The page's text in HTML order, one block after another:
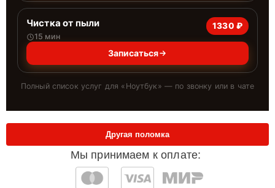
Чистка от пыли
15 мин
1330 ₽
Записаться
Полный список услуг для « Ноутбук » — по звонку или в чате
Мы принимаем к оплате:
Другая поломка